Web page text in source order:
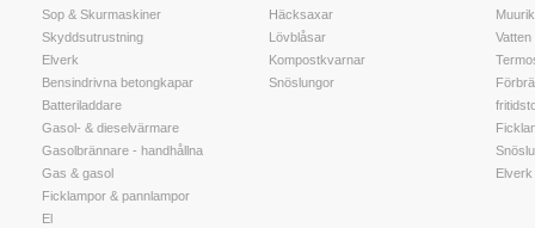
Sop & Skurmaskiner
Skyddsutrustning
Elverk
Bensindrivna betongkapar
Batteriladdare
Gasol- & dieselvärmare
Gasolbrännare - handhållna
Gas & gasol
Ficklampor & pannlampor
El
Häcksaxar
Lövblåsar
Kompostkvarnar
Snöslungor
Vatten
Elverk